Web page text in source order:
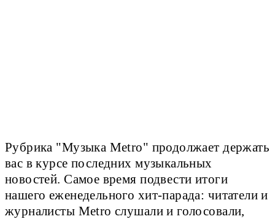
Рубрика "Музыка Metro" продолжает держать
вас в курсе последних музыкальных
новостей. Самое время подвести итоги
нашего еженедельного хит-парада: читатели и
журналисты Metro слушали и голосовали,